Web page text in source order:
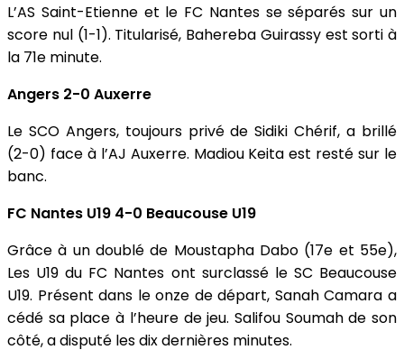
L’AS Saint-Etienne et le FC Nantes se séparés sur un
score nul (1-1). Titularisé, Bahereba Guirassy est sorti à
la 71e minute.
Angers 2-0 Auxerre
Le SCO Angers, toujours privé de Sidiki Chérif, a brillé
(2-0) face à l’AJ Auxerre. Madiou Keita est resté sur le
banc.
FC Nantes U19 4-0 Beaucouse U19
Grâce à un doublé de Moustapha Dabo (17e et 55e),
Les U19 du FC Nantes ont surclassé le SC Beaucouse
U19. Présent dans le onze de départ, Sanah Camara a
cédé sa place à l’heure de jeu. Salifou Soumah de son
côté, a disputé les dix dernières minutes.